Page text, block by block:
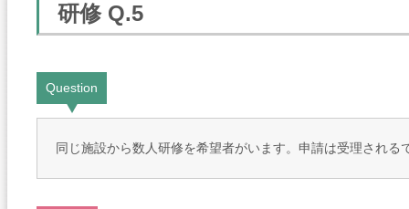
研修 Q.5
Question
同じ施設から数人研修を希望者がいます。申請は受理される